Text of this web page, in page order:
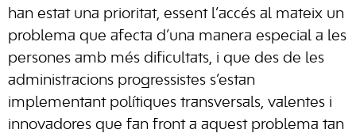
han estat una prioritat, essent l’accés al mateix un
problema que afecta d’una manera especial a les
persones amb més dificultats, i que des de les
administracions progressistes s’estan
implementant polítiques transversals, valentes i
innovadores que fan front a aquest problema tan